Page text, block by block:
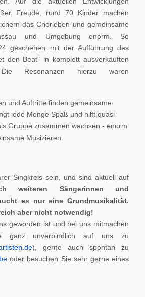
Freude, rund 70 Kinder machen
das Chorleben und gemeinsame
und Umgebung enorm. So
geschehen mit der Aufführung des
den Beat" in komplett ausverkauften
Die Resonanzen hierzu waren
und Auftritte finden gemeinsame
jede Menge Spaß und hilft quasi
Gruppe zusammen wachsen - enorm
Musizieren.
Singkreis sein, und sind aktuell auf
weiteren Sängerinnen und
es nur eine Grundmusikalität.
aber nicht notwendig!
geworden ist und bei uns mitmachen
ganz unverbindlich auf uns zu
), gerne auch spontan zu
oder besuchen Sie sehr gerne eines